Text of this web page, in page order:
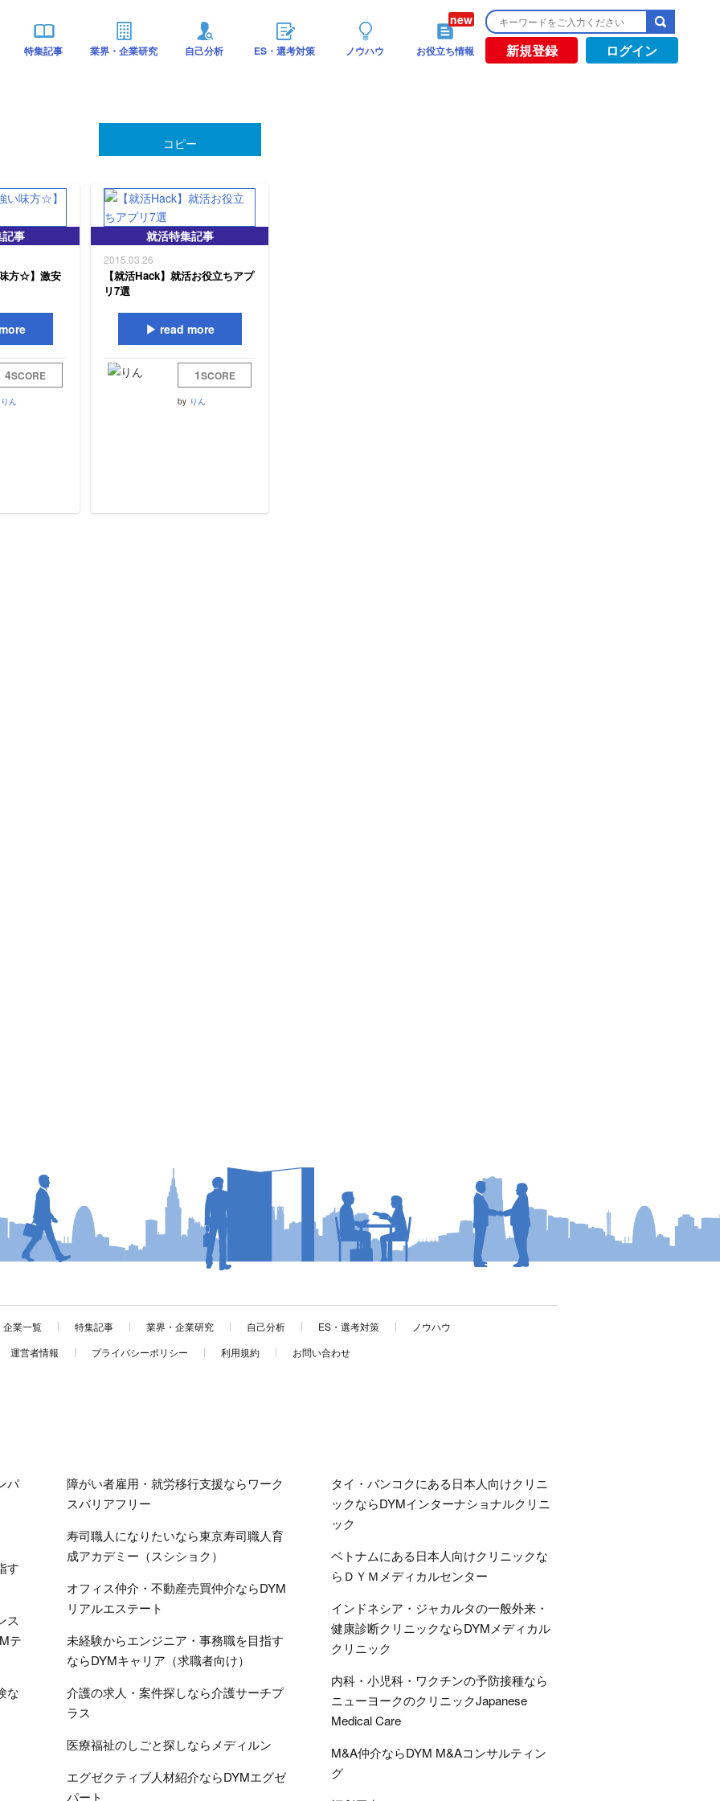
特集記事 業界・企業研究 自己分析 ES・選考対策 ノウハウ お役立ち情報 新規登録 ログイン
コピー
事
方☆】激安
4SCORE
りん
就活特集記事
2015.03.26
【就活Hack】就活お役立ちアプ
リ7選
read more
1SCORE
by りん
企業一覧 特集記事 業界・企業研究 自己分析 ES・選考対策
ノウハウ
運営者情報
プライバシーポリシー 利用規約 お問い合わせ
パ
す
ス
テ
な
障がい者雇用・就労移行支援ならワーク
スバリアフリー
寿司職人になりたいなら東京寿司職人育
成アカデミー（スシショク）
オフィス仲介・不動産売買仲介ならDYM
リアルエステート
未経験からエンジニア・事務職を目指す
ならDYMキャリア（求職者向け）
介護の求人・案件探しなら介護サーチプ
ラス
医療福祉のしごと探しならメディルン
エグゼクティブ人材紹介ならDYMエグゼ
パート
タイ・バンコクにある日本人向けクリニ
ックならDYMインターナショナルクリニ
ック
ベトナムにある日本人向けクリニックな
らＤＹＭメディカルセンター
インドネシア・ジャカルタの一般外来・
健康診断クリニックならDYMメディカル
クリニック
内科・小児科・ワクチンの予防接種なら
ニューヨークのクリニックJapanese
Medical Care
M&A仲介ならDYM M&Aコンサルティン
グ